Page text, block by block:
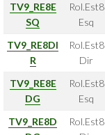
TV9_RE8E
SQ
Rol.Est8
Esq
TV9_RE8DI
R
Rol.Est8
Dir
TV9_RE8E
DG
Rol.Est8
Esq
TV9_RE8D
Rol.Est8